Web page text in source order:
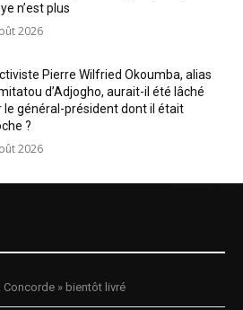
n’est plus
2026
Pierre Wilfried Okoumba, alias
d’Adjogho, aurait-il été lâché
le général-président dont il était
?
2026
Concorde » bientôt livré